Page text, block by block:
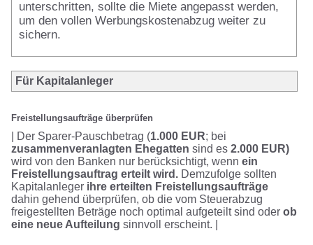
unterschritten, sollte die Miete angepasst werden,
um den vollen Werbungskostenabzug weiter zu
sichern.
Für Kapitalanleger
Freistellungsaufträge überprüfen
| Der Sparer-Pauschbetrag (1.000 EUR; bei
zusammenveranlagten Ehegatten sind es 2.000 EUR)
wird von den Banken nur berücksichtigt, wenn ein
Freistellungsauftrag erteilt wird.Demzufolge sollten
Kapitalanleger ihre erteilten Freistellungsaufträge
dahin gehend überprüfen, ob die vom Steuerabzug
freigestellten Beträge noch optimal aufgeteilt sind oder ob
eine neue Aufteilung sinnvoll erscheint. |